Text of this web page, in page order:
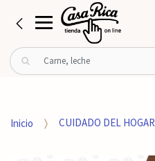
B
u
rInicio CUIDADO DEL HOGAR